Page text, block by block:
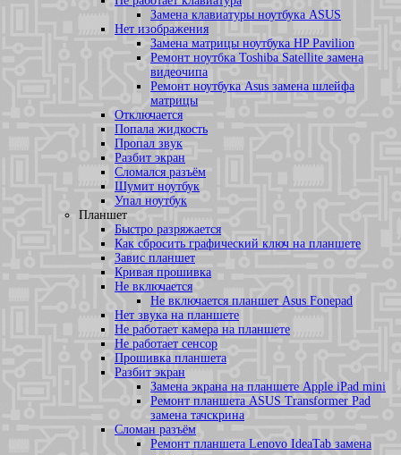
Замена клавиатуры ноутбука ASUS
Нет изображения
Замена матрицы ноутбука HP Pavilion
Ремонт ноутбка Toshiba Satellite замена
видеочипа
Ремонт ноутбука Asus замена шлейфа
матрицы
Отключается
Попала жидкость
Пропал звук
Разбит экран
Сломался разъём
Шумит ноутбук
Упал ноутбук
Планшет
Быстро разряжается
Как сбросить графический ключ на планшете
Завис планшет
Кривая прошивка
Не включается
Не включается планшет Asus Fonepad
Нет звука на планшете
Не работает камера на планшете
Не работает сенсор
Прошивка планшета
Разбит экран
Замена экрана на планшете Apple iPad mini
Ремонт планшета ASUS Transformer Pad
замена тачскрина
Сломан разъём
Ремонт планшета Lenovo IdeaTab замена